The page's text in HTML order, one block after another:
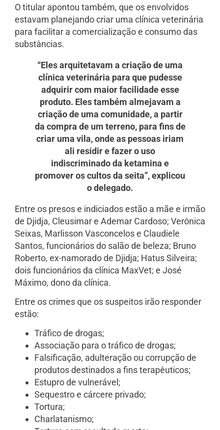
O titular apontou também, que os envolvidos
estavam planejando criar uma clínica veterinária
para facilitar a comercialização e consumo das
substâncias.
“Eles arquitetavam a criação de uma
clínica veterinária para que pudesse
adquirir com maior facilidade esse
produto. Eles também almejavam a
criação de uma comunidade, a partir
da compra de um terreno, para fins de
criar uma vila, onde as pessoas iriam
ali residir e fazer o uso
indiscriminado da ketamina e
promover os cultos da seita”, explicou
o delegado.
Entre os presos e indiciados estão a mãe e irmão
de Djidja, Cleusimar e Ademar Cardoso; Verônica
Seixas, Marlisson Vasconcelos e Claudiele
Santos, funcionários do salão de beleza; Bruno
Roberto, ex-namorado de Djidja; Hatus Silveira;
dois funcionários da clínica MaxVet; e José
Máximo, dono da clínica.
Entre os crimes que os suspeitos irão responder
estão:
Tráfico de drogas;
Associação para o tráfico de drogas;
Falsificação, adulteração ou corrupção de
produtos destinados a fins terapêuticos;
Estupro de vulnerável;
Sequestro e cárcere privado;
Tortura;
Charlatanismo;